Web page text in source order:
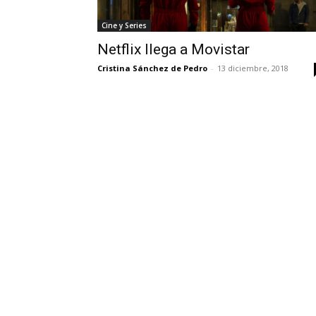
Cine y Series
Netflix llega a Movistar
Cristina Sánchez de Pedro - 13 diciembre, 2018